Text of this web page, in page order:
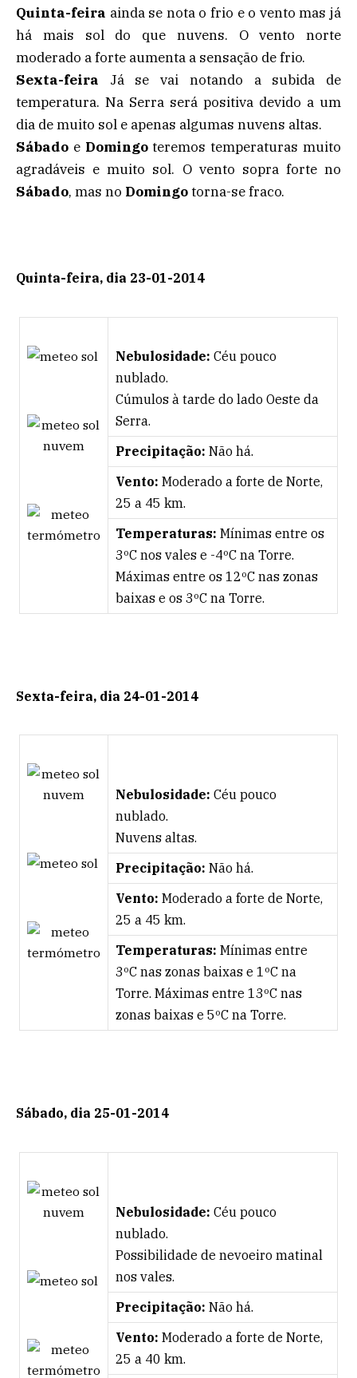
Quinta-feira ainda se nota o frio e o vento mas já
há mais sol do que nuvens. O vento norte
moderado a forte aumenta a sensação de frio.
Sexta-feira Já se vai notando a subida de
temperatura. Na Serra será positiva devido a um
dia de muito sol e apenas algumas nuvens altas.
Sábado e Domingoteremos temperaturas muito
agradáveis e muito sol. O vento sopra forte no
Sábado, mas no Domingotorna-se fraco.
Quinta-feira, dia 23-01-2014
Nebulosidade: Céu pouco
nublado.
Cúmulos à tarde do lado Oeste da
Serra.
Precipitação: Não há.
Vento: Moderado a forte de Norte,
25 a 45 km.
Temperaturas: Mínimas entre os
3ºC nos vales e -4ºC na Torre.
Máximas entre os 12ºC nas zonas
baixas e os 3ºC na Torre.
Sexta-feira, dia 24-01-2014
Nebulosidade: Céu pouco
nublado.
Nuvens altas.
Precipitação: Não há.
Vento: Moderado a forte de Norte,
25 a 45 km.
Temperaturas: Mínimas entre
3ºC nas zonas baixas e 1ºC na
Torre. Máximas entre 13ºC nas
zonas baixas e 5ºC na Torre.
Sábado, dia 25-01-2014
Nebulosidade: Céu pouco
nublado.
Possibilidade de nevoeiro matinal
nos vales.
Precipitação: Não há.
Vento: Moderado a forte de Norte,
25 a 40 km.